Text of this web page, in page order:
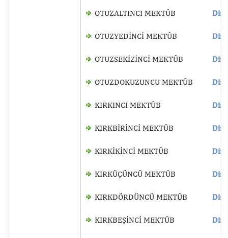
OTUZALTINCI MEKTÛB
OTUZYEDİNCİ MEKTÛB
OTUZSEKİZİNCİ MEKTÛB
OTUZDOKUZUNCU MEKTÛB
KIRKINCI MEKTÛB
KIRKBİRİNCİ MEKTÛB
KIRKİKİNCİ MEKTÛB
KIRKÜÇÜNCÜ MEKTÛB
KIRKDÖRDÜNCÜ MEKTÛB
KIRKBEŞİNCİ MEKTÛB